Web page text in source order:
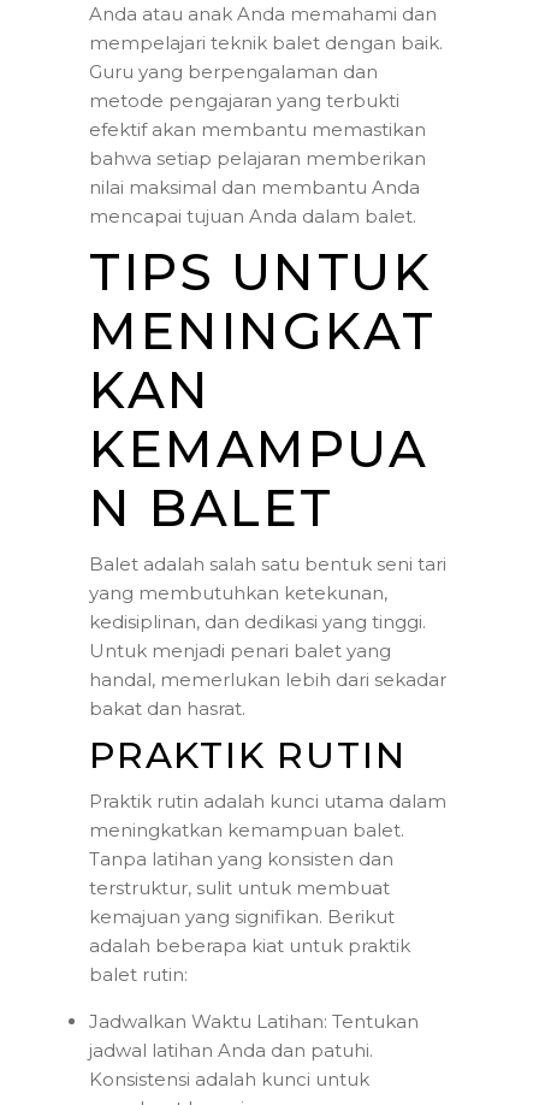
Anda atau anak Anda memahami dan
mempelajari teknik balet dengan baik.
Guru yang berpengalaman dan
metode pengajaran yang terbukti
efektif akan membantu memastikan
bahwa setiap pelajaran memberikan
nilai maksimal dan membantu Anda
mencapai tujuan Anda dalam balet.
TIPS UNTUK
MENINGKAT
KAN
KEMAMPUA
N BALET
Balet adalah salah satu bentuk seni tari
yang membutuhkan ketekunan,
kedisiplinan, dan dedikasi yang tinggi.
Untuk menjadi penari balet yang
handal, memerlukan lebih dari sekadar
bakat dan hasrat.
PRAKTIK RUTIN
Praktik rutin adalah kunci utama dalam
meningkatkan kemampuan balet.
Tanpa latihan yang konsisten dan
terstruktur, sulit untuk membuat
kemajuan yang signifikan. Berikut
adalah beberapa kiat untuk praktik
balet rutin:
Jadwalkan Waktu Latihan: Tentukan
jadwal latihan Anda dan patuhi.
Konsistensi adalah kunci untuk